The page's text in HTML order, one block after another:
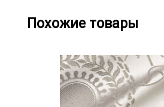
Похожие товары